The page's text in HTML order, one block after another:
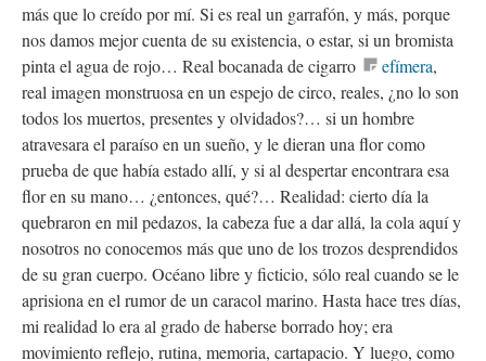
más que lo creído por mí. Si es real un garrafón, y más, porque
nos damos mejor cuenta de su existencia, o estar, si un bromista
pinta el agua de rojo… Real bocanada de cigarro
efímera,
real imagen monstruosa en un espejo de circo, reales, ¿no lo son
todos los muertos, presentes y olvidados?… si un hombre
atravesara el paraíso en un sueño, y le dieran una flor como
prueba de que había estado allí, y si al despertar encontrara esa
flor en su mano… ¿entonces, qué?… Realidad: cierto día la
quebraron en mil pedazos, la cabeza fue a dar allá, la cola aquí y
nosotros no conocemos más que uno de los trozos desprendidos
de su gran cuerpo. Océano libre y ficticio, sólo real cuando se le
aprisiona en el rumor de un caracol marino. Hasta hace tres días,
mi realidad lo era al grado de haberse borrado hoy; era
movimiento reflejo, rutina, memoria, cartapacio. Y luego, como